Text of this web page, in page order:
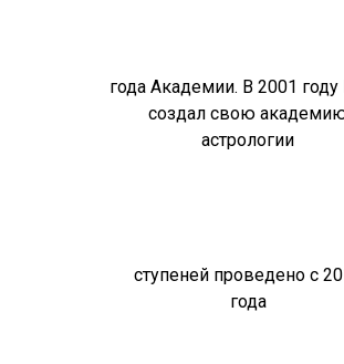
года Академии. В 2001
создал свою
астрологии
ступеней проведено с
года